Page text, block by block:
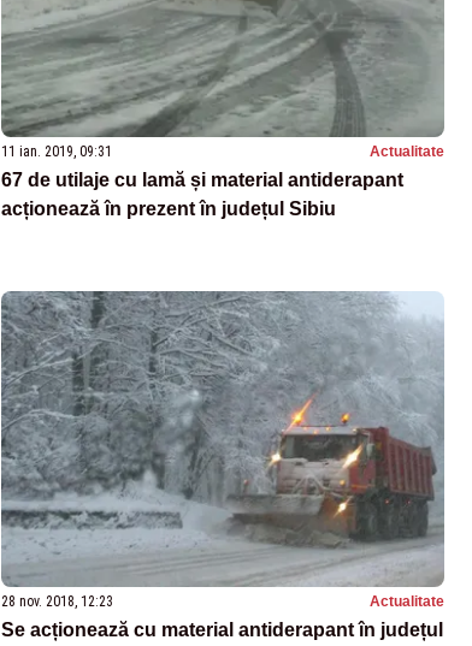
11 ian. 2019, 09:31 Actualitate
67 de utilaje cu lamă și material antiderapant
acționează în prezent în județul Sibiu
28 nov. 2018, 12:23 Actualitate
Se acționează cu material antiderapant în județul